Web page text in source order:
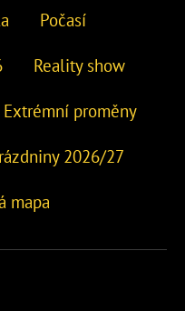
Počasí
Reality show
Extrémní proměny
2026/27
mapa